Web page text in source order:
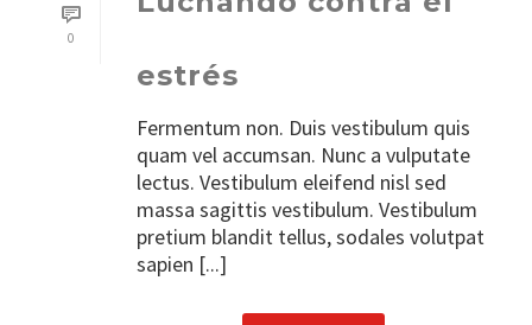
0
estrés
Fermentum non. Duis vestibulum quis
quam vel accumsan. Nunc a vulputate
lectus. Vestibulum eleifend nisl sed
massa sagittis vestibulum. Vestibulum
pretium blandit tellus, sodales volutpat
sapien [...]